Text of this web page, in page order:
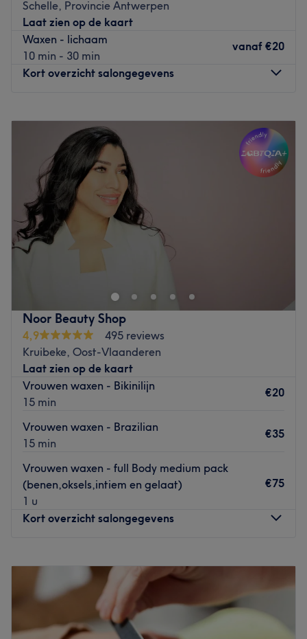
lichaamsverzorgingen, epilaties, massages, manicure,
pedicure en wimperextensions. Charlotte volgt constant
cursussen en opleidingen, zodat ze op de hoogte blijft
van de nieuwste technieken en om je een totaal aanbod
op het gebied van schoonheid te kunnen bieden.
Schelle, Provincie Antwerpen
Laat zien op de kaart
Waxen - lichaam
10 min - 30 min
vanaf €20
Kort overzicht salongegevens
18:00
Woensdag
18:00
Donderdag
–20:00
Vrijdag
17:00
Zaterdag
Zondag
Wil je jezelf compleet in de watten laten leggen? Breng
dan een bezoek aan beautysalon Pure’Loo aan de
Provinciale Steenweg in Schelle. Bij dit salon kun je
terecht voor huidverbetering, lichaamsbehandelingen,
gezichtsbehandelingen, massages, manicure, pedicure
en veel arrangementen. Je kunt je hier van top tot teen
onder handen laten nemen. Het team is zeer
gespecialiseerd in alle behandelingen en werkt met
producten van topkwaliteit. Zo zorgen zij ervoor dat jij
het salon stralend en ontspannen zult verlaten. Een
behandeling bij Pure’Loo voelt echt als een dagje uit.
Go to venue
Noor Beauty Shop
4,9
495 reviews
Kruibeke, Oost-Vlaanderen
Laat zien op de kaart
Vrouwen waxen - Bikinilijn
15 min
€20
Vrouwen waxen - Brazilian
15 min
€35
Vrouwen waxen - full Body medium pack
(benen,oksels,intiem en gelaat)
1 u
€75
Kort overzicht salongegevens
Dinsdag
Woensdag
18:00
Donderdag
10:00–15:00
Vrijdag
09:00